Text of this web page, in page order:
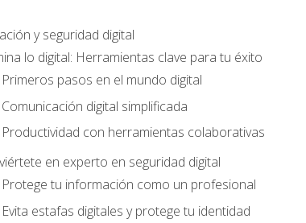
y seguridad digital
lo digital: Herramientas clave para tu éxito
Primeros pasos en el mundo digital
Comunicación digital simplificada
Productividad con herramientas colaborativas
en experto en seguridad digital
Protege tu información como un profesional
Evita estafas digitales y protege tu identidad